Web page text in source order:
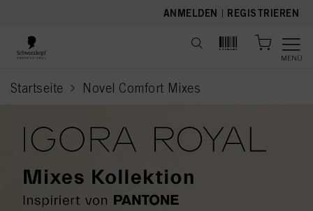
ANMELDEN | REGISTRIEREN
MENÜ
Startseite Novel Comfort Mixes
current page